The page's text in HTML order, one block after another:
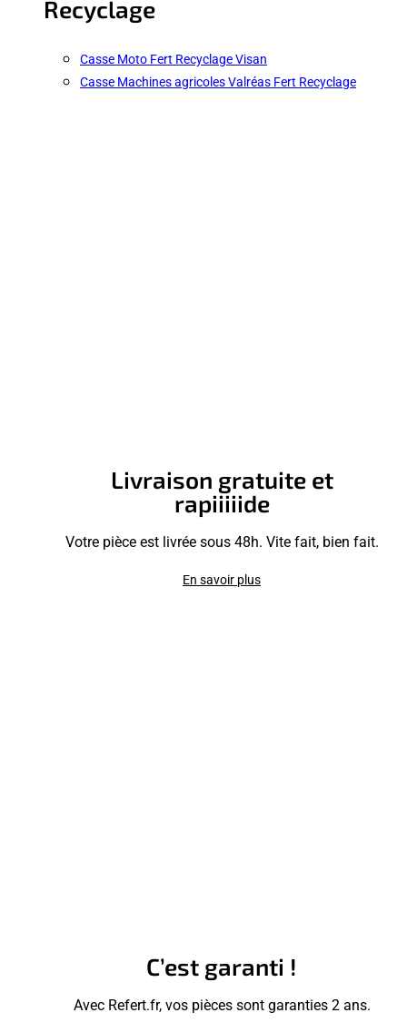
Recyclage
Casse Moto Fert Recyclage Visan
Casse Machines agricoles Valréas Fert Recyclage
Livraison gratuite et
rapiiiiide
Votre pièce est livrée sous 48h. Vite fait, bien fait.
En savoir plus
C’est garanti !
Avec Refert.fr, vos pièces sont garanties 2 ans.